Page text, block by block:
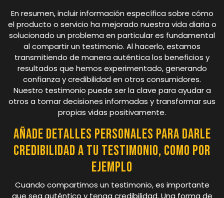
En resumen, incluir información específica sobre cómo
el producto o servicio ha mejorado nuestra vida diaria o
solucionado un problema en particular es fundamental
al compartir un testimonio. Al hacerlo, estamos
transmitiendo de manera auténtica los beneficios y
resultados que hemos experimentado, generando
confianza y credibilidad en otros consumidores.
Nuestro testimonio puede ser la clave para ayudar a
otros a tomar decisiones informadas y transformar sus
propias vidas positivamente.
Añade detalles personales para darle
credibilidad a tu testimonio, como por
ejemplo
Cuando compartimos un testimonio, es importante
que sea auténtico y tenga credibilidad. Una forma de